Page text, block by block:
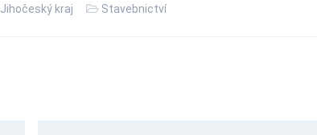
Jihočeský kraj Stavebnictví